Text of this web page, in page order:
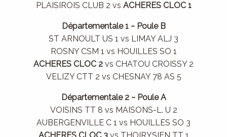
PLAISIROIS CLUB 2 vs ACHERES CLOC 1
Départementale 1 ~ Poule B
ST ARNOULT US 1 vs LIMAY ALJ 3
ROSNY CSM 1 vs HOUILLES SO 1
ACHERES CLOC 2 vs CHATOU CROISSY 2
VELIZY CTT 2 vs CHESNAY 78 AS 5
Départementale 2 ~ Poule A
VOISINS TT 8 vs MAISONS-L. U 2
AUBERGENVILLE C 1 vs HOUILLES SO 3